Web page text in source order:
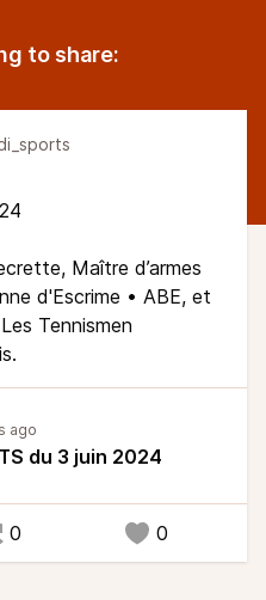
to share:
Maître d’armes
d'Escrime • ABE, et
Tennismen
ago
du 3 juin 2024
0 0